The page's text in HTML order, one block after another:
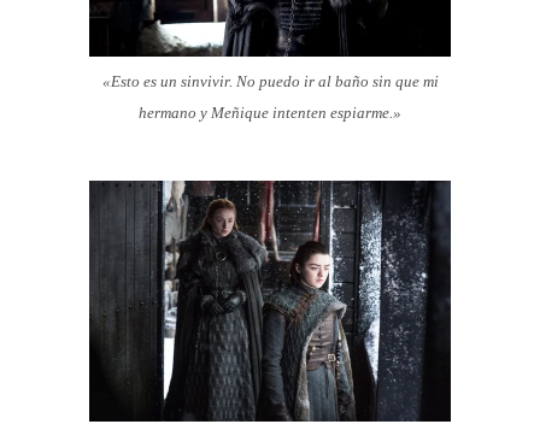
«Esto es un sinvivir. No puedo ir al baño sin que mi
hermano y Meñique intenten espiarme.»